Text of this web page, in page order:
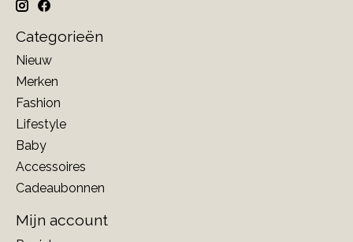
Categorieën
Nieuw
Merken
Fashion
Lifestyle
Baby
Accessoires
Cadeaubonnen
Mijn account